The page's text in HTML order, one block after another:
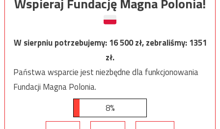
W sierpniu potrzebujemy:16 500zł, zebraliśmy:1351
zł.
Państwa wsparcie jest niezbędne dla funkcjonowania
Fundacji Magna Polonia.
8%